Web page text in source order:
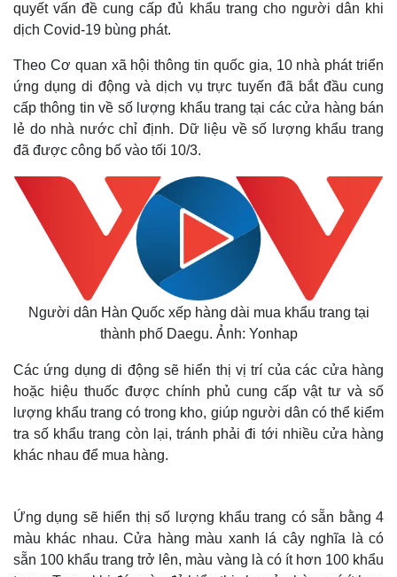
quyết vấn đề cung cấp đủ khẩu trang cho người dân khi
dịch Covid-19 bùng phát.
Theo Cơ quan xã hội thông tin quốc gia, 10 nhà phát triển
ứng dụng di động và dịch vụ trực tuyến đã bắt đầu cung
cấp thông tin về số lượng khẩu trang tại các cửa hàng bán
lẻ do nhà nước chỉ định. Dữ liệu về số lượng khẩu trang
đã được công bố vào tối 10/3.
Người dân Hàn Quốc xếp hàng dài mua khẩu trang tại
thành phố Daegu. Ảnh: Yonhap
Các ứng dụng di động sẽ hiển thị vị trí của các cửa hàng
hoặc hiệu thuốc được chính phủ cung cấp vật tư và số
lượng khẩu trang có trong kho, giúp người dân có thể kiểm
tra số khẩu trang còn lại, tránh phải đi tới nhiều cửa hàng
khác nhau để mua hàng.
Ứng dụng sẽ hiển thị số lượng khẩu trang có sẵn bằng 4
màu khác nhau. Cửa hàng màu xanh lá cây nghĩa là có
sẵn 100 khẩu trang trở lên, màu vàng là có ít hơn 100 khẩu